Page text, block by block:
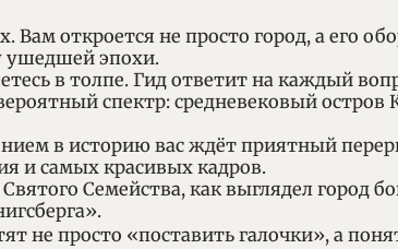
откроется не просто город, а его
ушедшей эпохи.
в толпе. Гид ответит на каждый
спектр: средневековый остров
в историю вас ждёт приятный
и самых красивых кадров.
Семейства, как выглядел город
не просто «поставить галочки», а